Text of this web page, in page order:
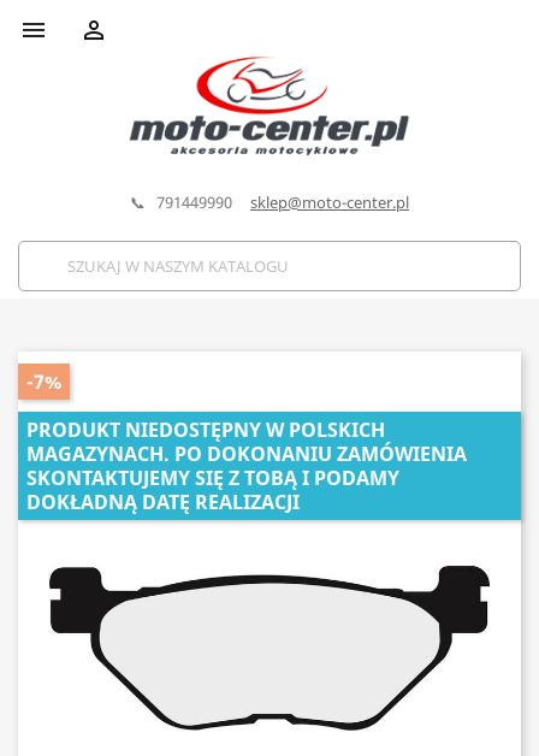
 
📞 791449990 sklep@moto-center.pl
-7%
PRODUKT NIEDOSTĘPNY W POLSKICH
MAGAZYNACH. PO DOKONANIU ZAMÓWIENIA
SKONTAKTUJEMY SIĘ Z TOBĄ I PODAMY
DOKŁADNĄ DATĘ REALIZACJI